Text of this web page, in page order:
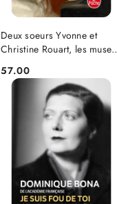
Deux soeurs Yvonne et
Christine Rouart, les muses
Cena:
57.00
DO KOSZYKA